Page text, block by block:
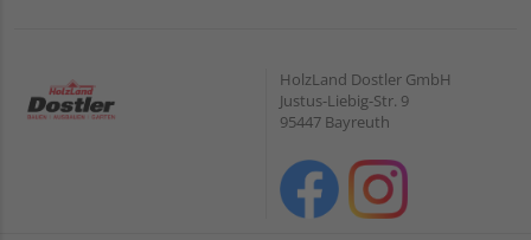
HolzLand Dostler GmbH
Justus-Liebig-Str. 9
95447 Bayreuth